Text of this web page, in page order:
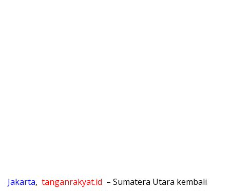
​Jakarta, tanganrakyat.id – Sumatera Utara kembali